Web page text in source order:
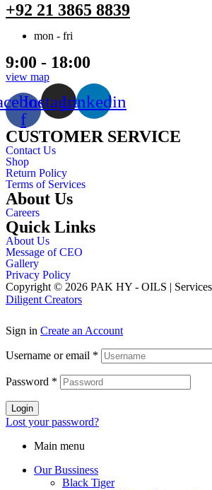
+92 21 3865 8839
mon - fri
9:00 - 18:00
view map
f
InstagramLinkedin
CUSTOMER SERVICE
Contact Us
Shop
Return Policy
Terms of Services
About Us
Careers
Quick Links
About Us
Message of CEO
Gallery
Privacy Policy
Copyright © 2026 PAK HY - OILS |
Diligent Creators
Sign in Create an Account
Username or email *
Password *
Login
Lost your password?
Main menu
Our Bussiness
Black Tiger